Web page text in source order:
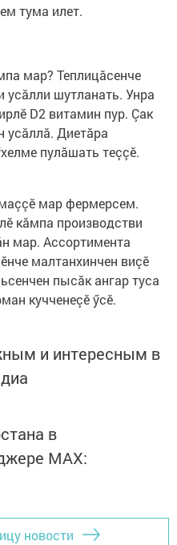
тума илет.
мар? Теплицăсенче
усăлли шутланать. Унра
D2 витамин пур. Çак
усăллă. Диетăра
пулăшать теççӗ.
мар фермерсем.
кăмпа производстви
мар. Ассортимента
малтанхинчен виçӗ
пысăк ангар туса
кучченеçӗ ӳсӗ.
и интересным в
в
MАХ:
новости